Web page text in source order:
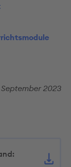
September 2023